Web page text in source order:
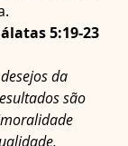
5:19-23
da
são